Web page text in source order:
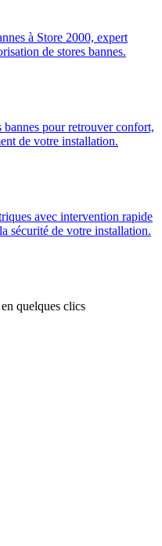
à Store 2000, expert
de stores bannes.
bannes pour retrouver confort,
de votre installation.
avec intervention rapide
sécurité de votre installation.
quelques clics